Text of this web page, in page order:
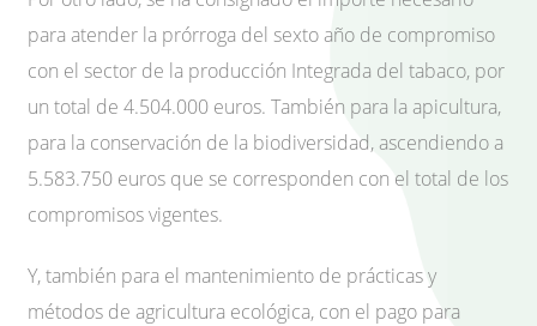
para atender la prórroga del sexto año de compromiso
con el sector de la producción Integrada del tabaco, por
un total de 4.504.000 euros. También para la apicultura,
para la conservación de la biodiversidad, ascendiendo a
5.583.750 euros que se corresponden con el total de los
compromisos vigentes.
Y, también para el mantenimiento de prácticas y
métodos de agricultura ecológica, con el pago para